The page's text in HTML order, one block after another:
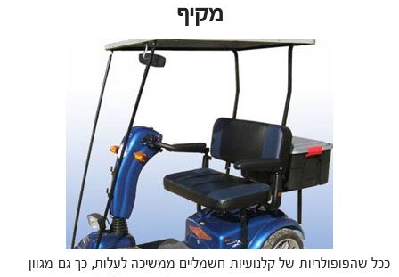
מקיף
ככל שהפופולריות של קלנועיות חשמליים ממשיכה לעלות, כך גם מגוון